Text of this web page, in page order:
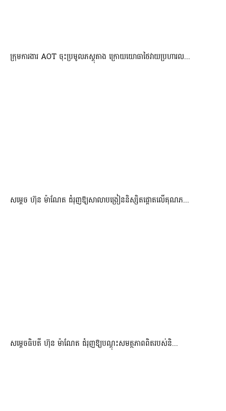
ក្រុមការងារ AOT ចុះប្រមូលភស្តុតាង ក្រោយយោធាថៃវាយប្រហារល...
សម្តេច ហ៊ុន ម៉ាណែត ជំរុញឱ្យសាលាបង្រៀននិស្សិតផ្តោតលើគុណភ...
សម្តេចធិបតី ហ៊ុន ម៉ាណែត ជំរុញឱ្យបណ្តុះសមត្ថភាពពិតរបស់និ...